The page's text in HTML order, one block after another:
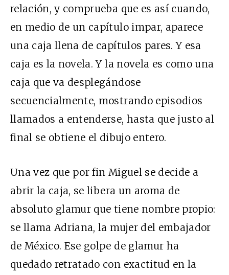
relación, y comprueba que es así cuando,
en medio de un capítulo impar, aparece
una caja llena de capítulos pares. Y esa
caja es la novela. Y la novela es como una
caja que va desplegándose
secuencialmente, mostrando episodios
llamados a entenderse, hasta que justo al
final se obtiene el dibujo entero.
Una vez que por fin Miguel se decide a
abrir la caja, se libera un aroma de
absoluto glamur que tiene nombre propio:
se llama Adriana, la mujer del embajador
de México. Ese golpe de glamur ha
quedado retratado con exactitud en la